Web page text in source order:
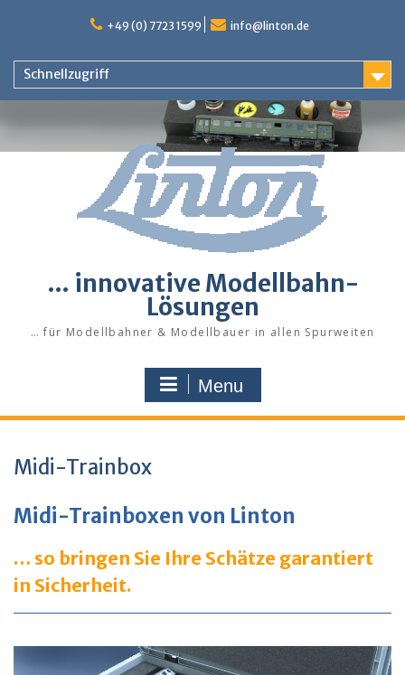
+49 (0) 7723 1599 info@linton.de
Schnellzugriff
… innovative Modellbahn-
Lösungen
… für Modellbahner & Modellbauer in allen Spurweiten
Menu
Midi-Trainbox
Midi-Trainboxen von Linton
… so bringen Sie Ihre Schätze garantiert
in Sicherheit.